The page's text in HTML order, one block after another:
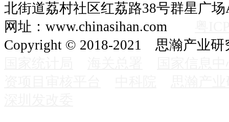
北街道荔村社区红荔路38号群星广
网址：www.chinasihan.com
Copyright © 2018-2021 思瀚产业研